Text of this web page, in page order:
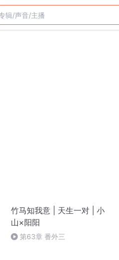
竹马知我意 | 天生一对 | 小
山×阳阳
第63章 番外三